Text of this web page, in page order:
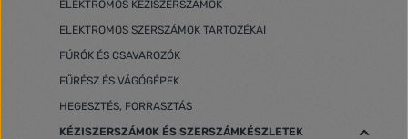
ELEKTROMOS KÉZISZERSZÁMOK
ELEKTROMOS SZERSZÁMOK TARTOZÉKAI
FÚRÓK ÉS CSAVAROZÓK
FŰRÉSZ ÉS VÁGÓGÉPEK
HEGESZTÉS, FORRASZTÁS
KÉZISZERSZÁMOK ÉS SZERSZÁMKÉSZLETEK